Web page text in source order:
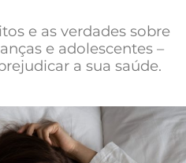
e as verdades sobre
e adolescentes –
a sua saúde.